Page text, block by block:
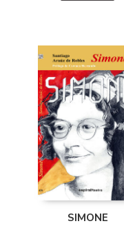
SIMONE